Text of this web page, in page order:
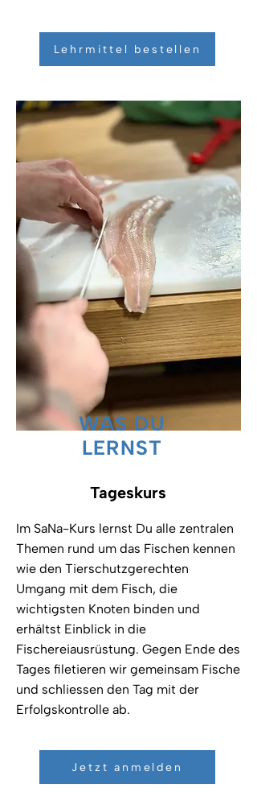
Lehrmittel bestellen
WAS DU
LERNST
Tageskurs
Im SaNa-Kurs lernst Du alle zentralen
Themen rund um das Fischen kennen
wie den Tierschutzgerechten
Umgang mit dem Fisch, die
wichtigsten Knoten binden und
erhältst Einblick in die
Fischereiausrüstung. Gegen Ende des
Tages filetieren wir gemeinsam Fische
und schliessen den Tag mit der
Erfolgskontrolle ab.
Jetzt anmelden